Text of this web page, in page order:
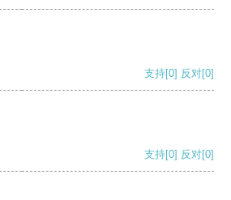
支持[0] 反对[0]
支持[0] 反对[0]